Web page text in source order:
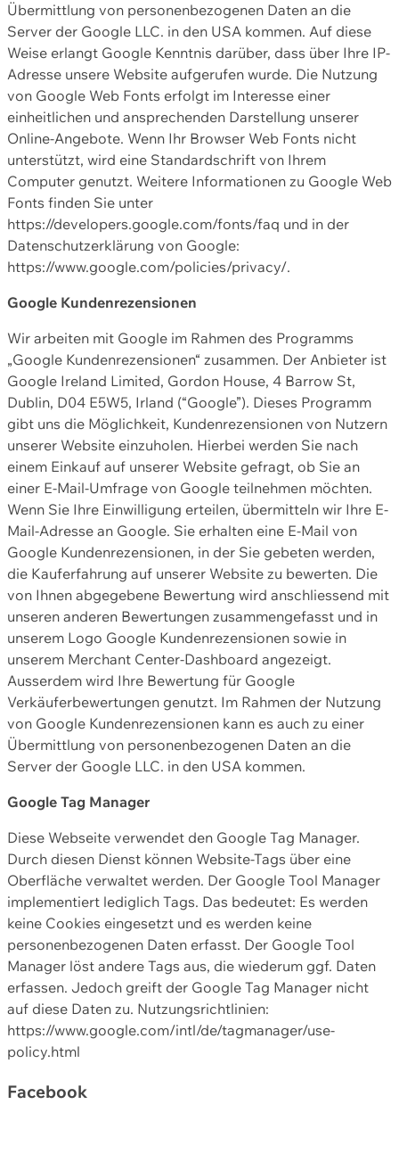
Übermittlung von personenbezogenen Daten an die
Server der Google LLC. in den USA kommen. Auf diese
Weise erlangt Google Kenntnis darüber, dass über Ihre IP-
Adresse unsere Website aufgerufen wurde. Die Nutzung
von Google Web Fonts erfolgt im Interesse einer
einheitlichen und ansprechenden Darstellung unserer
Online-Angebote. Wenn Ihr Browser Web Fonts nicht
unterstützt, wird eine Standardschrift von Ihrem
Computer genutzt. Weitere Informationen zu Google Web
Fonts finden Sie unter
https://developers.google.com/fonts/faq und in der
Datenschutzerklärung von Google:
https://www.google.com/policies/privacy/.
Google Kundenrezensionen
Wir arbeiten mit Google im Rahmen des Programms
„Google Kundenrezensionen“ zusammen. Der Anbieter ist
Google Ireland Limited, Gordon House, 4 Barrow St,
Dublin, D04 E5W5, Irland (“Google”). Dieses Programm
gibt uns die Möglichkeit, Kundenrezensionen von Nutzern
unserer Website einzuholen. Hierbei werden Sie nach
einem Einkauf auf unserer Website gefragt, ob Sie an
einer E-Mail-Umfrage von Google teilnehmen möchten.
Wenn Sie Ihre Einwilligung erteilen, übermitteln wir Ihre E-
Mail-Adresse an Google. Sie erhalten eine E-Mail von
Google Kundenrezensionen, in der Sie gebeten werden,
die Kauferfahrung auf unserer Website zu bewerten. Die
von Ihnen abgegebene Bewertung wird anschliessend mit
unseren anderen Bewertungen zusammengefasst und in
unserem Logo Google Kundenrezensionen sowie in
unserem Merchant Center-Dashboard angezeigt.
Ausserdem wird Ihre Bewertung für Google
Verkäuferbewertungen genutzt. Im Rahmen der Nutzung
von Google Kundenrezensionen kann es auch zu einer
Übermittlung von personenbezogenen Daten an die
Server der Google LLC. in den USA kommen.
Google Tag Manager
Diese Webseite verwendet den Google Tag Manager.
Durch diesen Dienst können Website-Tags über eine
Oberfläche verwaltet werden. Der Google Tool Manager
implementiert lediglich Tags. Das bedeutet: Es werden
keine Cookies eingesetzt und es werden keine
personenbezogenen Daten erfasst. Der Google Tool
Manager löst andere Tags aus, die wiederum ggf. Daten
erfassen. Jedoch greift der Google Tag Manager nicht
auf diese Daten zu. Nutzungsrichtlinien:
https://www.google.com/intl/de/tagmanager/use-
policy.html
Facebook